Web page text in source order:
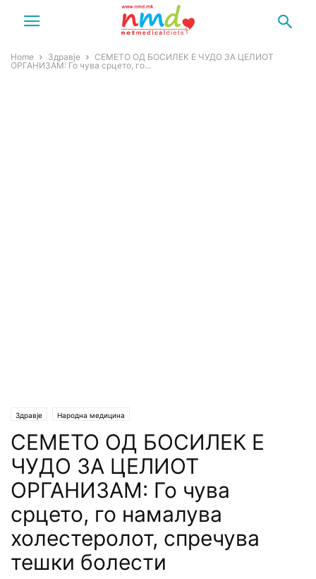
Home Здравје
СЕМЕТО ОД БОСИЛЕК Е ЧУДО ЗА ЦЕЛИОТ
ОРГАНИЗАМ: Го чува срцето, го...
Здравје Народна медицина
СЕМЕТО ОД БОСИЛЕК Е
ЧУДО ЗА ЦЕЛИОТ
ОРГАНИЗАМ: Го чува
срцето, го намалува
холестеролот, спречува
тешки болести